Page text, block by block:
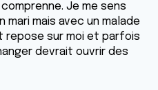
Je me sens
mari mais avec un malade
repose sur moi et parfois
devrait ouvrir des